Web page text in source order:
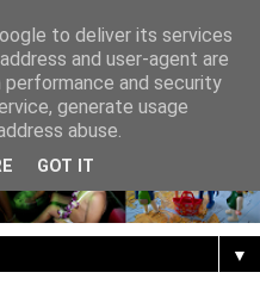
▼
to deliver its services
and user-agent are
and security
generate usage
abuse.
GOT IT